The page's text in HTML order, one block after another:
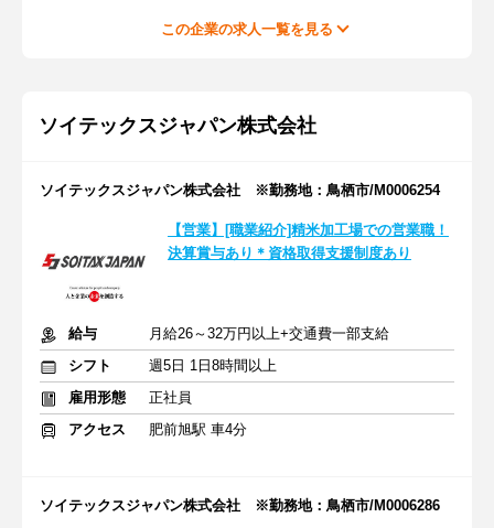
この企業の求人一覧を見る
ソイテックスジャパン株式会社
ソイテックスジャパン株式会社 ※勤務地：鳥栖市/M0006254
【営業】[職業紹介]精米加工場での営業職！
決算賞与あり＊資格取得支援制度あり
給与
月給26～32万円以上+交通費一部支給
シフト
週5日 1日8時間以上
雇用形態
正社員
アクセス
肥前旭駅 車4分
ソイテックスジャパン株式会社 ※勤務地：鳥栖市/M0006286